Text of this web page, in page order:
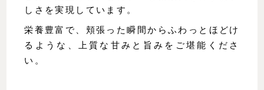
しさを実現しています。
栄養豊富で、頬張った瞬間からふわっとほどけ
るような、上質な甘みと旨みをご堪能くださ
い。